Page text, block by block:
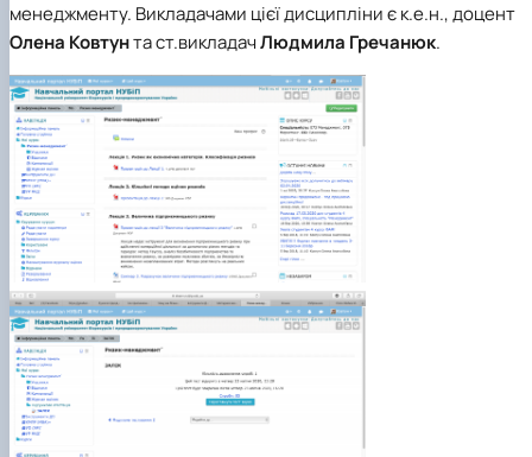
менеджменту. Викладачами цієї дисципліни є к.е.н., доцент
Олена Ковтунта ст.викладачЛюдмила Гречанюк.